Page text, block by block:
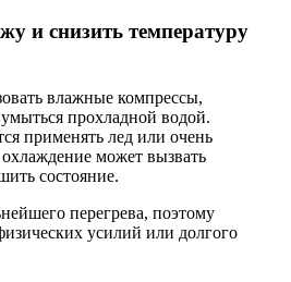
и снизить температуру
влажные компрессы,
прохладной водой.
применять лед или очень
может вызвать
состояние.
перегрева, поэтому
усилий или долгого